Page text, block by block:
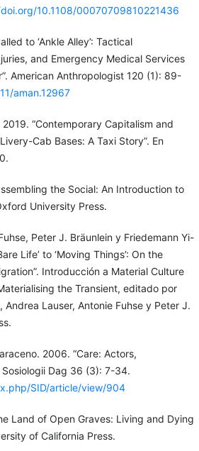
10.1108/00070709810221436
to ‘Ankle Alley’: Tactical
and Emergency Medical Services
American Anthropologist 120 (1): 89-
aman.12967
“Contemporary Capitalism and
Cab Bases: A Taxi Story”. En
the Social: An Introduction to
University Press.
Peter J. Bräunlein y Friedemann Yi-
Life’ to ‘Moving Things’: On the
Introducción a Material Culture
the Transient, editado por
Andrea Lauser, Antonie Fuhse y Peter J.
2006. “Care: Actors,
Sosiologii Dag 36 (3): 7-34.
SID/article/view/904
Land of Open Graves: Living and Dying
of California Press.